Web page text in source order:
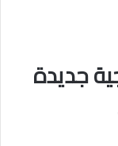
جديدة